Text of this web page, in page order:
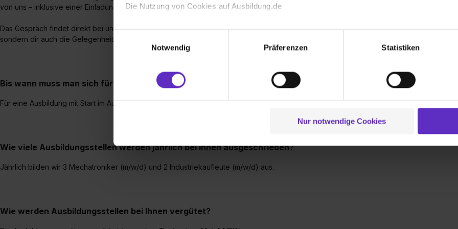
Die Nutzung von Cookies auf Ausbildung.de
Wir verwenden Cookies zur technischen Funktion unserer Webseite („Notwendig“), um von
Webseite getroffenen Einstellungen zu speichern ( „Präferenzen“), die Zugriffe auf unsere
(„Statistiken“), um Informationen zu deiner Verwendung unserer Website an unsere Partner
und Analysen weiterzugeben und um Inhalte und Anzeigen zu personalisieren („Social Media
Partner führen diese Informationen möglicherweise mit weiteren Daten zusammen, die du
zu. . In diesem Fall sowie bei der separaten Aktivierung von „Social Media und Marketing“
einverstanden, dass dir nach Setzen der Cookies externe Inhalte (z.B. Videos oder Posts)
Erlaubnis hierfür kannst du auch später noch im Einzelfall bei dem jeweiligen Inhalt erteilen.
Verwendungszwecke zulassen, triff deine Auswahl über die Checkboxen und klick auf
jederzeit mit Wirkung für die Zukunft ganz oder teilweise über unsere Datenschutzerklärung
„Datenschutz-Einstellungen“ widerrufen. Weitere Informationen zu den einzelnen Cookies
Notwendig
Präferenzen Statistiken
Nur notwendige Cookies
Wie werden
Ausbildung
von uns – inklusive einer Einladung zum persönlichen Bewerbungsgespräch.
Das Gespräch findet direkt bei uns im Unternehmen statt. Dabei möchten wir nicht nur mehr über dich erfahren,
sondern dir auch die Gelegenheit geben, uns Fragen zu stellen und unser Unternehmen besser kennenzulernen.
Bis wann muss man sich für einen Ausbildungsplatz bewerben?
Für eine Ausbildung mit Start im August kannst du dich bis Januar bewerben.
Wie viele Ausbildungsstellen werden jährlich bei Ihnen ausgeschrieben?
Jährlich bilden wir 3 Mechatroniker (m/w/d) und 2 Industriekaufleute (m/w/d) aus.
Wie werden Ausbildungsstellen bei Ihnen vergütet?